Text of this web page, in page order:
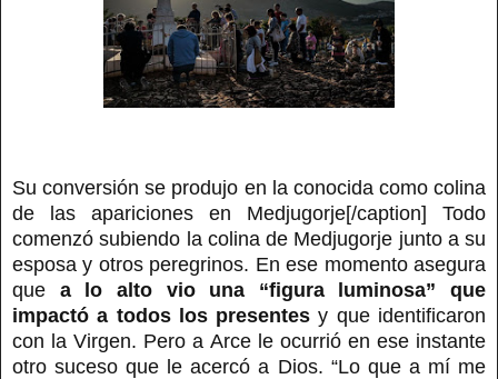
Su conversión se produjo en la conocida como colina
de las apariciones en Medjugorje[/caption] Todo
comenzó subiendo la colina de Medjugorje junto a su
esposa y otros peregrinos. En ese momento asegura
que a lo alto vio una “figura luminosa” que
impactó a todos los presentes y que identificaron
con la Virgen. Pero a Arce le ocurrió en ese instante
otro suceso que le acercó a Dios. “Lo que a mí me